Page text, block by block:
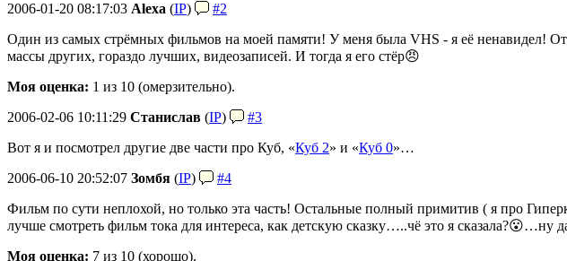
2006-01-20 08:17:03 Alexa (IP)
#2
Один из самых стрёмных фильмов на моей памяти! У меня была VHS - я её ненавидел!
массы других, гораздо лучших, видеозаписей. И тогда я его стёр😠
Моя оценка: 1 из 10 (омерзительно).
2006-02-06 10:11:29 Станислав (IP)
#3
Вот я и посмотрел другие две части про Куб, «Куб 2» и «Куб 0»…
2006-06-10 20:52:07 Зомбя (IP)
#4
Фильм по сути неплохой, но только эта часть! Остальные полный примитив ( я про
лучше смотреть фильм тока для интереса, как детскую сказку…..чё это я сказала?😮…ну
Моя оценка: 7 из 10 (хорошо).